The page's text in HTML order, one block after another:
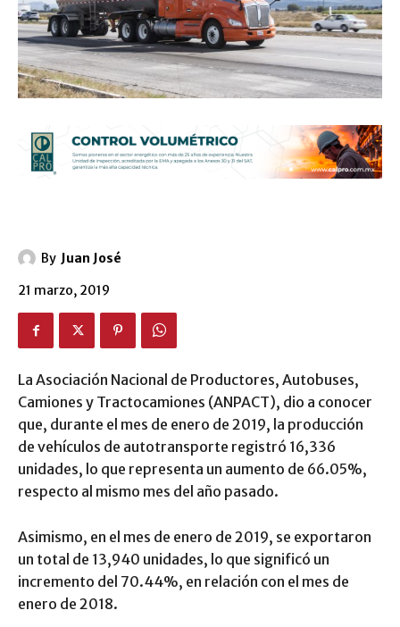
By Juan José
21 marzo, 2019
La Asociación Nacional de Productores, Autobuses,
Camiones y Tractocamiones (ANPACT), dio a conocer
que, durante el mes de enero de 2019, la producción
de vehículos de autotransporte registró 16,336
unidades, lo que representa un aumento de 66.05%,
respecto al mismo mes del año pasado.
Asimismo, en el mes de enero de 2019, se exportaron
un total de 13,940 unidades, lo que significó un
incremento del 70.44%, en relación con el mes de
enero de 2018.